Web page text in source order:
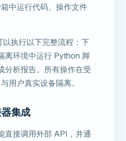
中运行代码、操作文件
执行以下完整流程：下
离环境中运行 Python 脚
析报告。所有操作在受
用户真实设备隔离。
集成
直接调用外部 API，并通